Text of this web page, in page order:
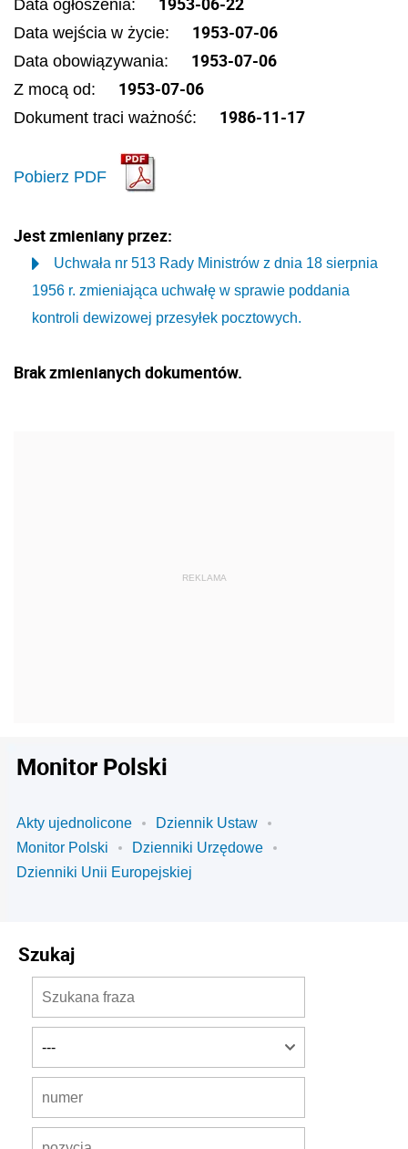
Data ogłoszenia:
Data wejścia w życie: 1953-07-06
Data obowiązywania: 1953-07-06
Z mocą od: 1953-07-06
Dokument traci ważność: 1986-11-17
Pobierz PDF
Jest zmieniany przez:
Uchwała nr 513 Rady Ministrów z dnia 18 sierpnia
1956 r. zmieniająca uchwałę w sprawie poddania
kontroli dewizowej przesyłek pocztowych.
Brak zmienianych dokumentów.
Monitor Polski
Akty ujednolicone
Dziennik Ustaw
Monitor Polski
Dzienniki Urzędowe
Dzienniki Unii Europejskiej
Szukaj